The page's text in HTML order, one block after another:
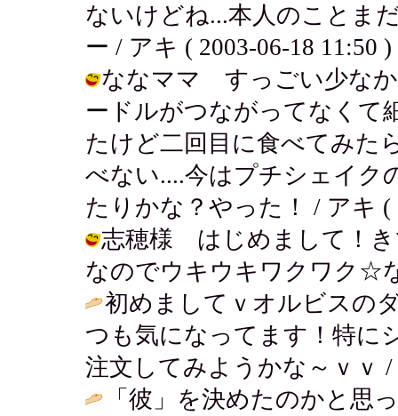
ないけどね...本人のことま
ー / アキ ( 2003-06-18 11:50 )
ななママ すっごい少な
ードルがつながってなくて
たけど二回目に食べてみた
べない....今はプチシェイク
たりかな？やった！ / アキ (
志穂様 はじめまして！き
なのでウキウキワクワク☆
初めましてｖオルビスの
つも気になってます！特に
注文してみようかな～ｖｖ /
「彼」を決めたのかと思